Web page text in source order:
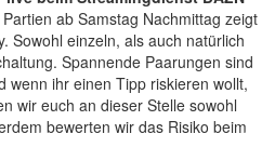
ab Samstag Nachmittag zeigt
Sowohl einzeln, als auch natürlich
Spannende Paarungen sind
wenn ihr einen Tipp riskieren wollt,
wir euch an dieser Stelle sowohl
bewerten wir das Risiko beim